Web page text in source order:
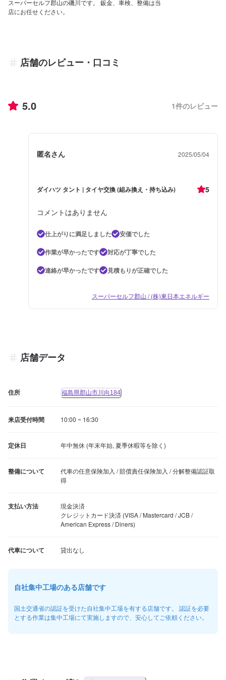
スーパーセルフ郡山の磯川です。 鈑金、車検、整備は当
店にお任せください。
店舗のレビュー・口コミ
5.0 1件のレビュー
匿名さん 2025/05/04
ダイハツ タント | タイヤ交換 (組み換え・持ち込み) 5
コメントはありません
仕上がりに満足しました
安価でした
作業が早かったです
対応が丁寧でした
連絡が早かったです
見積もりが正確でした
スーパーセルフ郡山 / (株)東日本エネルギー
店舗データ
住所 福島県郡山市川向184
来店受付時間 10:00 ~ 16:30
定休日 年中無休 (年末年始, 夏季休暇等を除く)
整備について
代車の任意保険加入 / 賠償責任保険加入 / 分解整備認証取
得
支払い方法
現金決済
クレジットカード決済 (VISA / Mastercard / JCB /
American Express / Diners)
代車について 貸出なし
自社集中工場のある店舗です
国土交通省の認証を受けた自社集中工場を有する店舗です。 認証を必要
とする作業は集中工場にて実施しますので、安心してご依頼ください。